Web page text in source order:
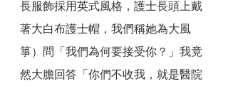
長服飾採用英式風格，護士長頭上戴
著大白布護士帽，我們稱她為大風
箏）問「我們為何要接受你？」我竟
然大膽回答「你們不收我，就是醫院